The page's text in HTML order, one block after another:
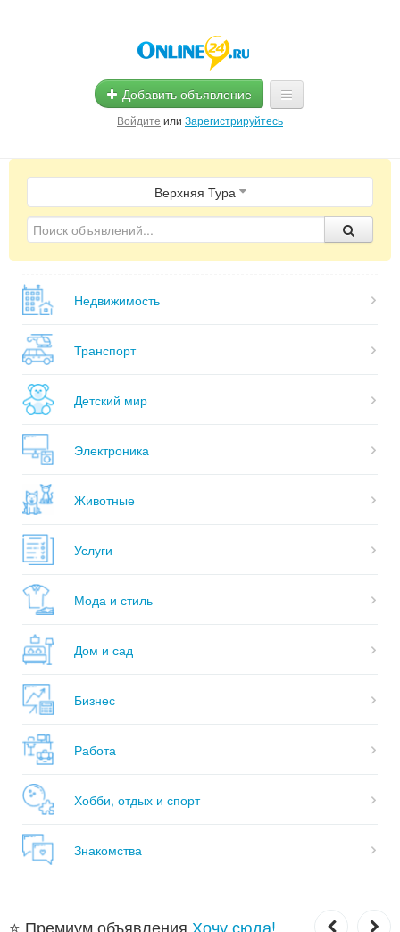
Добавить объявление
Войдите или Зарегистрируйтесь
Главная
Помощь
Верхняя Тура
Недвижимость
Транспорт
Детский мир
Электроника
Животные
Услуги
Мода и стиль
Дом и сад
Бизнес
Работа
Хобби, отдых и спорт
Знакомства
⭐ Премиум объявления Хочу сюда!